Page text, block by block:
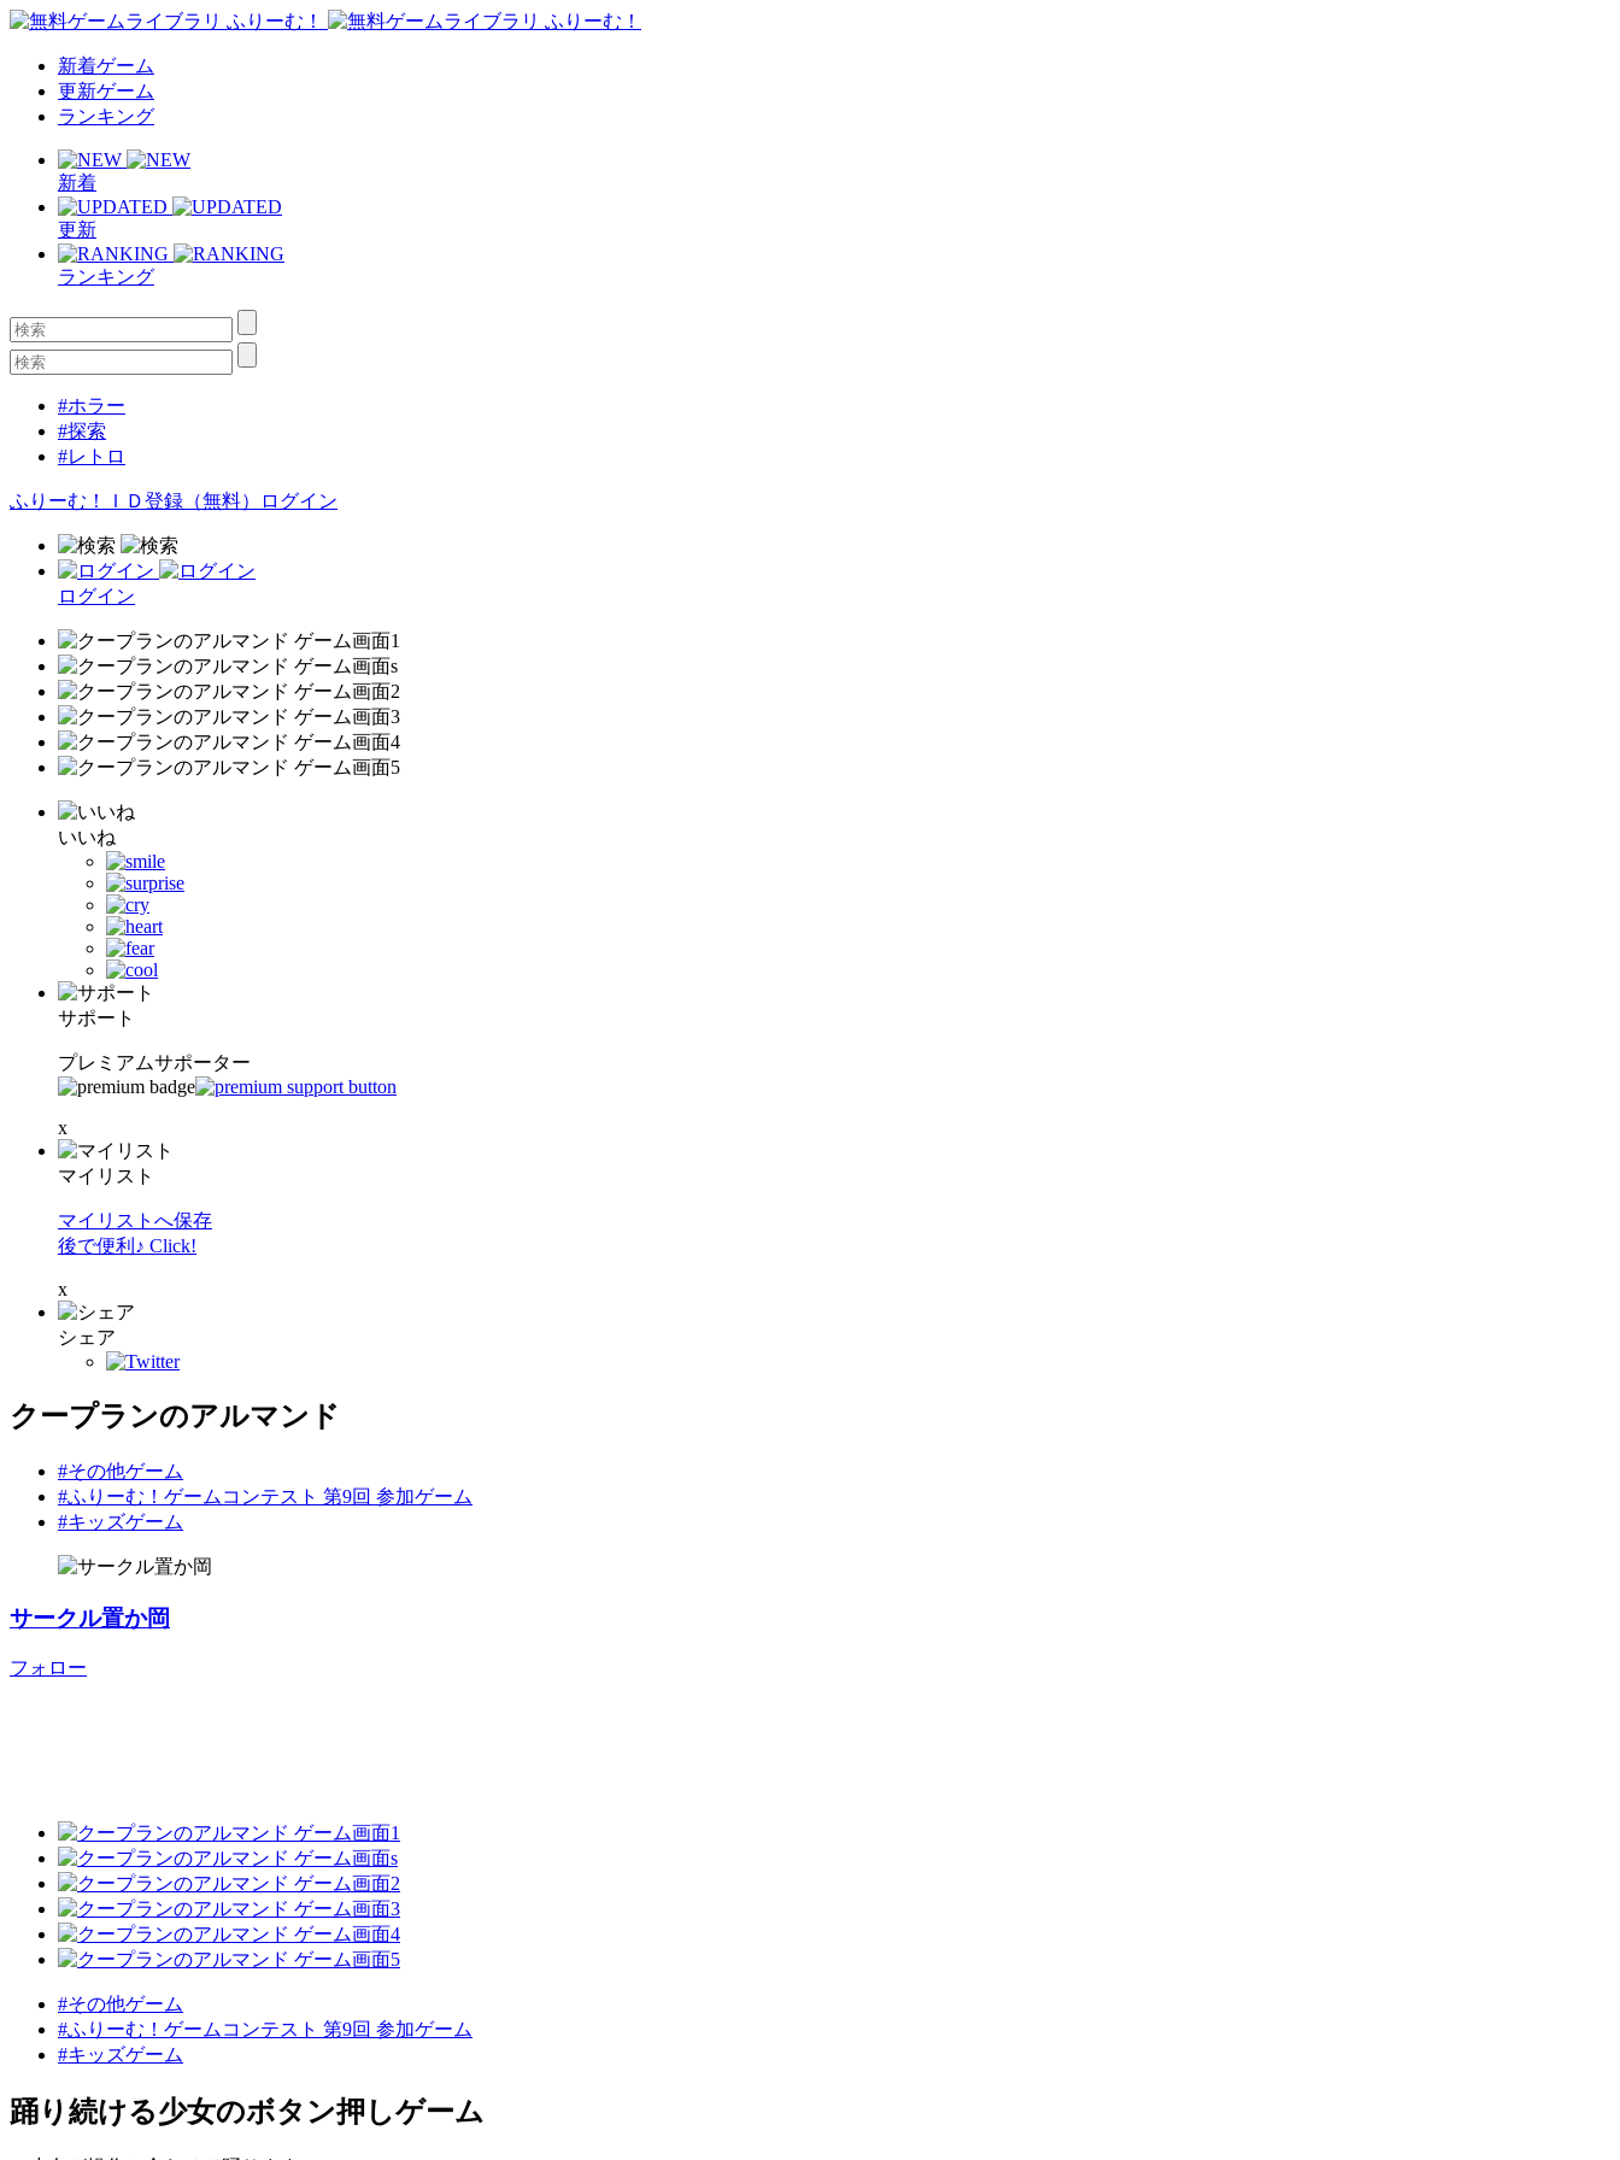
新着ゲーム
更新ゲーム
ランキング
新着
更新
ランキング
#ホラー
#探索
#レトロ
ふりーむ！ＩＤ登録（無料） ログイン
ログイン
いいね
サポート
プレミアムサポーター
x
マイリスト
マイリストへ保存
後で便利♪ Click!
x
シェア
クープランのアルマンド
#その他ゲーム
#ふりーむ！ゲームコンテスト 第9回 参加ゲーム
#キッズゲーム
サークル置か岡
フォロー
#その他ゲーム
#ふりーむ！ゲームコンテスト 第9回 参加ゲーム
#キッズゲーム
踊り続ける少女のボタン押しゲーム